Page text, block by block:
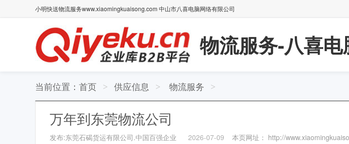
小明快送物流服务www.xiaomingkuaisong.com 中山市八喜电脑网络有限公司
物流服务-八喜电
当前位置： 首页 > 供应信息 > 物流服务 >
万年到东莞物流公司
发布:东莞石碣货运有限公司.中国百强企业 2026-07-09 本页网址： http://